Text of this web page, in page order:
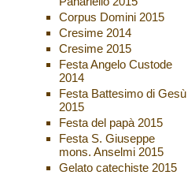
Corpus Domini 2015
Cresime 2014
Cresime 2015
Festa Angelo Custode
2014
Festa Battesimo di Gesù
2015
Festa del papà 2015
Festa S. Giuseppe
mons. Anselmi 2015
Gelato catechiste 2015